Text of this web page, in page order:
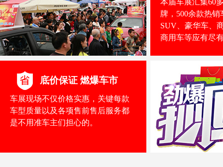
本届车展汇集60
牌，500余款热
SUV、豪华车、
商用车等应有尽
底价保证 燃爆车市
车展现场不仅价格实惠，关键每款
车型质量以及各项售前售后服务都
是不用准车主们担心的。